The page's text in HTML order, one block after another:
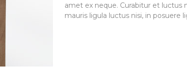
amet ex neque. Curabitur et luctus
mauris ligula luctus nisi, in posuere